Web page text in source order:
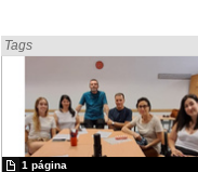
Encontrado «Podcast» en:
Tags
1 página